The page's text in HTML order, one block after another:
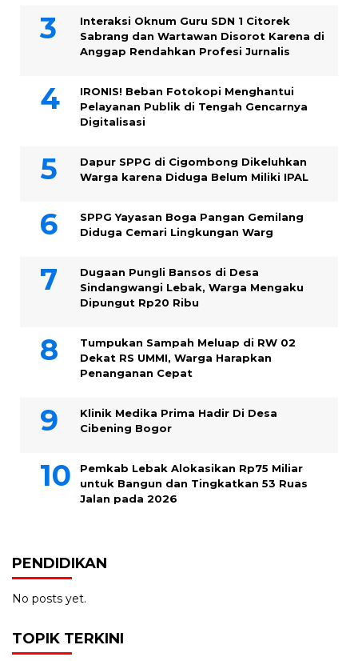
Interaksi Oknum Guru SDN 1 Citorek
Sabrang dan Wartawan Disorot Karena di
Anggap Rendahkan Profesi Jurnalis
IRONIS! Beban Fotokopi Menghantui
Pelayanan Publik di Tengah Gencarnya
Digitalisasi
Dapur SPPG di Cigombong Dikeluhkan
Warga karena Diduga Belum Miliki IPAL
SPPG Yayasan Boga Pangan Gemilang
Diduga Cemari Lingkungan Warg
Dugaan Pungli Bansos di Desa
Sindangwangi Lebak, Warga Mengaku
Dipungut Rp20 Ribu
Tumpukan Sampah Meluap di RW 02
Dekat RS UMMI, Warga Harapkan
Penanganan Cepat
Klinik Medika Prima Hadir Di Desa
Cibening Bogor
Pemkab Lebak Alokasikan Rp75 Miliar
untuk Bangun dan Tingkatkan 53 Ruas
Jalan pada 2026
PENDIDIKAN
No posts yet.
TOPIK TERKINI